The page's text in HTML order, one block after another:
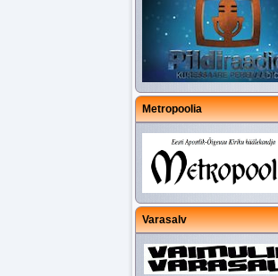
Metropoolia
Varasalv